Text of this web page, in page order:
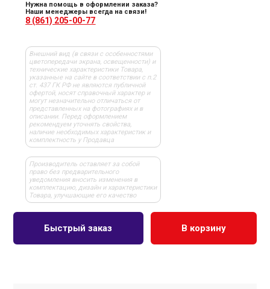
Нужна помощь в оформлении заказа?
Наши менеджеры всегда на связи!
8 (861) 205-00-77
Внешний вид (в связи с особенностями
цветопередачи экрана, освещенности) и
технические характеристики Товара,
указанные на сайте в соответствии с п.2
ст. 437 ГК РФ не являются публичной
офертой, носят справочный характер и
могут незначительно отличаться от
представленных на фотографиях и в
описании. Перед оформлением
рекомендуем уточнять свойства,
наличие необходимых характеристик и
комплектность у Продавца
Производитель оставляет за собой
право без предварительного
уведомления вносить изменения в
комплектацию, дизайн и характеристики
Товара, улучшающие его качество
В корзину
Быстрый заказ